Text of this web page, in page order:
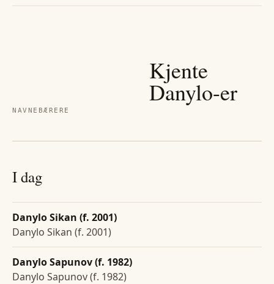
NAVNEBÆRERE
Kjente
Danylo-er
I dag
Danylo Sikan (f. 2001)
Danylo Sikan (f. 2001)
Danylo Sapunov (f. 1982)
Danylo Sapunov (f. 1982)